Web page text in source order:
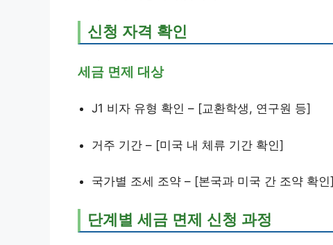
신청 자격 확인
세금 면제 대상
J1 비자 유형 확인 – [교환학생, 연구원 등]
거주 기간 – [미국 내 체류 기간 확인]
국가별 조세 조약 – [본국과 미국 간 조약 확인]
단계별 세금 면제 신청 과정